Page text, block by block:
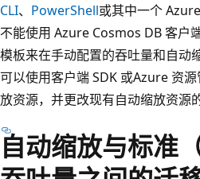
CLI、 PowerShell或其中一个
不能使用 Azure Cosmos DB 客户
模板来在手动配置的吞吐量和自动
可以使用客户端 SDK 或Azure 资
放资源，并更改现有自动缩放资源
自动缩放与标准